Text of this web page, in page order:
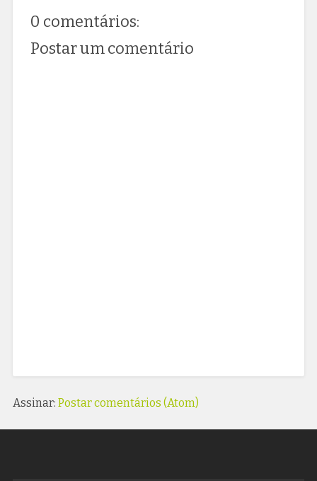
0 comentários:
Postar um comentário
Assinar: Postar comentários (Atom)